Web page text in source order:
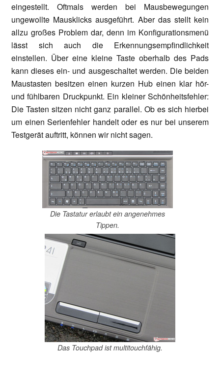
eingestellt. Oftmals werden bei Mausbewegungen
ungewollte Mausklicks ausgeführt. Aber das stellt kein
allzu großes Problem dar, denn im Konfigurationsmenü
lässt sich auch die Erkennungsempfindlichkeit
einstellen. Über eine kleine Taste oberhalb des Pads
kann dieses ein- und ausgeschaltet werden. Die beiden
Maustasten besitzen einen kurzen Hub einen klar hör-
und fühlbaren Druckpunkt. Ein kleiner Schönheitsfehler:
Die Tasten sitzen nicht ganz parallel. Ob es sich hierbei
um einen Serienfehler handelt oder es nur bei unserem
Testgerät auftritt, können wir nicht sagen.
Die Tastatur erlaubt ein angenehmes
Tippen.
Das Touchpad ist multitouchfähig.